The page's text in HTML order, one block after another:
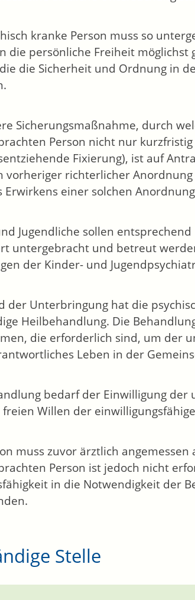
kranke Person muss so
die persönliche Freiheit
die Sicherheit und Ordnung in
Sicherungsmaßnahme, durch
Person nicht nur
Fixierung), ist auf
vorheriger richterlicher
Erwirkens einer solchen
Jugendliche sollen
untergebracht und betreut
der Kinder- und
der Unterbringung hat die
Heilbehandlung. Die
die erforderlich sind, um der
Leben in der
bedarf der Einwilligung
Willen der
muss zuvor ärztlich
Person ist jedoch nicht
in die Notwendigkeit der
Stelle